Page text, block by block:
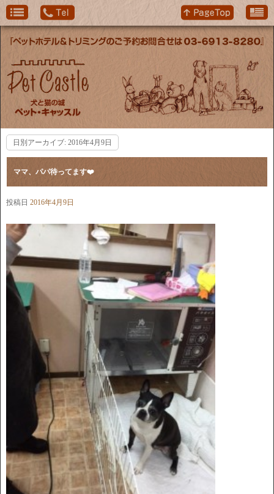
日別アーカイブ: 2016年4月9日
ママ、パパ待ってます❤️
投稿日 2016年4月9日